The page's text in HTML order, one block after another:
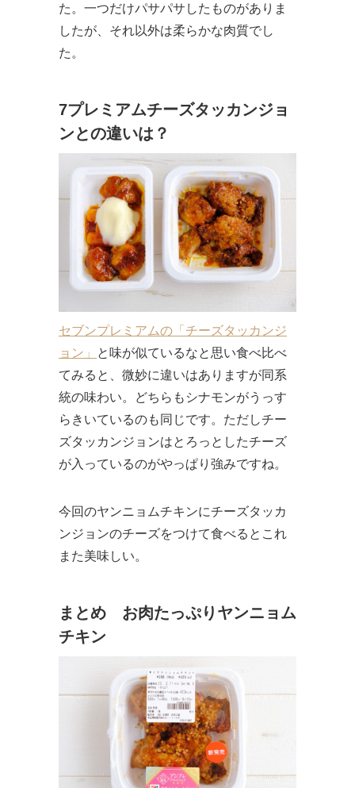
た。一つだけパサパサしたものがありま
したが、それ以外は柔らかな肉質でし
た。
7プレミアムチーズタッカンジョ
ンとの違いは？
セブンプレミアムの「チーズタッカンジ
ョン」
と味が似ているなと思い食べ比べ
てみると、微妙に違いはありますが同系
統の味わい。どちらもシナモンがうっす
らきいているのも同じです。ただしチー
ズタッカンジョンはとろっとしたチーズ
が入っているのがやっぱり強みですね。
今回のヤンニョムチキンにチーズタッカ
ンジョンのチーズをつけて食べるとこれ
また美味しい。
まとめ お肉たっぷりヤンニョム
チキン